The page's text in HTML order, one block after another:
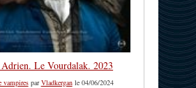
Le Vourdalak. 2023
vampiresparVladkerganle 04/06/2024